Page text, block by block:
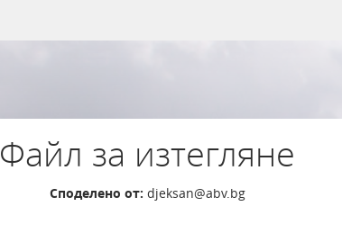
Файл за изтегляне
Споделено от: djeksan@abv.bg